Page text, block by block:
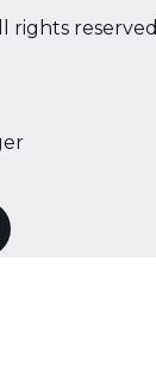
rights reserved